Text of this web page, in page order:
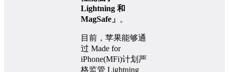
Lightning 和
MagSafe」 。
目前，苹果能够通
过 Made for
iPhone(MFi)计划严
格监管 Lightning